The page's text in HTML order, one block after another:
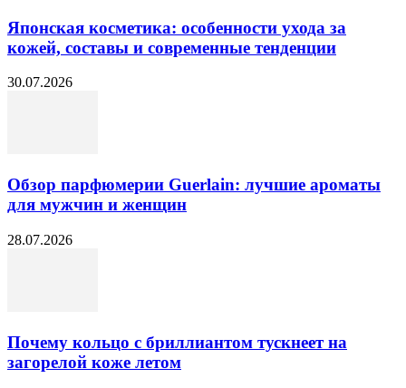
Японская косметика: особенности ухода за
кожей, составы и современные тенденции
30.07.2026
Обзор парфюмерии Guerlain: лучшие ароматы
для мужчин и женщин
28.07.2026
Почему кольцо с бриллиантом тускнеет на
загорелой коже летом